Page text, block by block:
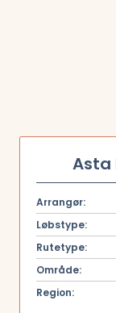
Asta
Arrangør:
Løbstype:
Rutetype:
Område:
Region: